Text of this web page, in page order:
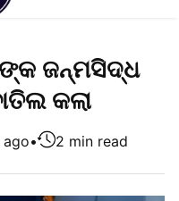
ଜନ୍ମସିଦ୍ଧ
କଲା
• 2 min read